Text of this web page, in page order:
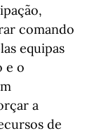
comando
equipas
e o
a
de